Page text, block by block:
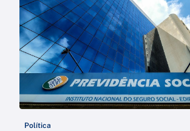
Política